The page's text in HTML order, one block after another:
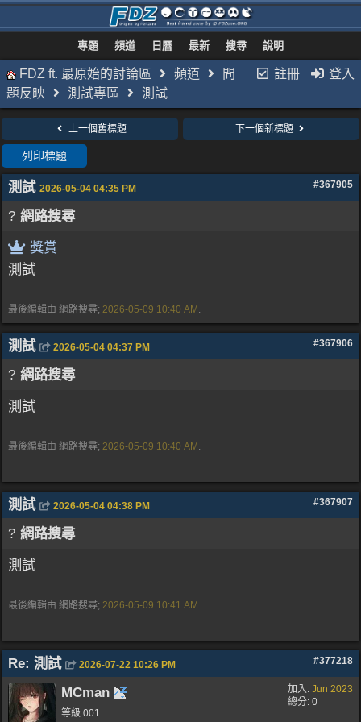
專題 頻道 日曆 最新 搜尋 說明
註冊 登入
FDZ ft. 最原始的討論區 頻道
問
題反映
測試專區 測試
上一個舊標題 下一個新標題
列印標題
測試 #367905
2026-05-04 04:35 PM
? 網路搜尋
獎賞
測試
最後編輯由 網路搜尋; 2026-05-09 10:40 AM .
測試 #367906
2026-05-04 04:37 PM
? 網路搜尋
測試
最後編輯由 網路搜尋; 2026-05-09 10:40 AM .
測試 #367907
2026-05-04 04:38 PM
? 網路搜尋
測試
最後編輯由 網路搜尋; 2026-05-09 10:41 AM .
Re: 測試 #377218
2026-07-22 10:26 PM
加入: Jun 2023
總分: 0
MCman
等級 001